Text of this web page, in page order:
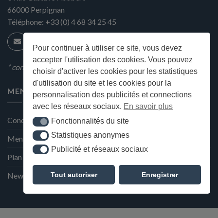
Pour continuer à utiliser ce site, vous devez
accepter l'utilisation des cookies. Vous pouvez
choisir d'activer les cookies pour les statistiques
d'utilisation du site et les cookies pour la
personnalisation des publicités et connections
avec les réseaux sociaux. En savoir plus
Fonctionnalités du site
Fonctionnalités du site
Statistiques anonymes
Statistiques anonymes
Publicité et réseaux sociaux
Publicité et réseaux sociaux
Tout autoriser Enregistrer
66000 Perpignan
Téléphone: +33 (0) 4 68 34 25 45
* condition en magasin
MENU
Conditions générales de ventes
Mentions Légales et Politique de confidentialité
Plan du site
Newsletter de la Maison Deffès